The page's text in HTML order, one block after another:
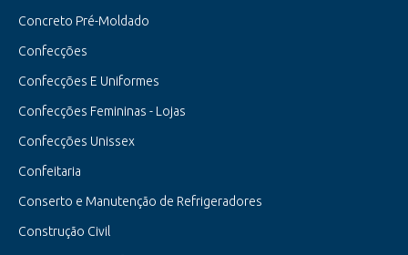
Concreto Pré-Moldado
Confecções
Confecções E Uniformes
Confecções Femininas - Lojas
Confecções Unissex
Confeitaria
Conserto e Manutenção de Refrigeradores
Construção Civil